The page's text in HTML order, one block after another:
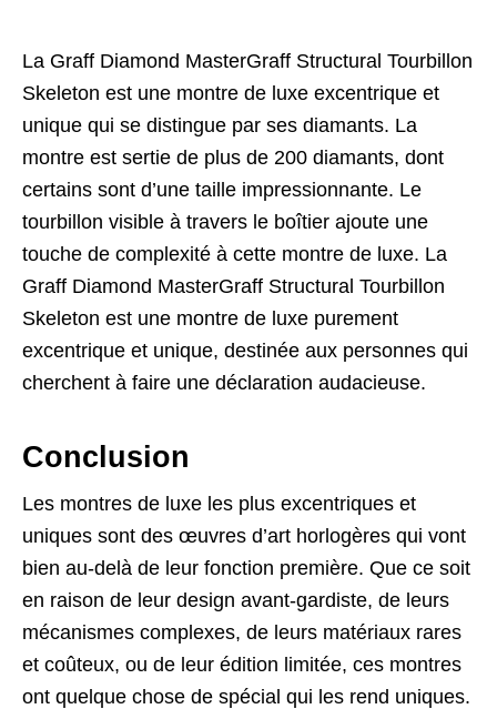
La Graff Diamond MasterGraff Structural Tourbillon
Skeleton est une montre de luxe excentrique et
unique qui se distingue par ses diamants. La
montre est sertie de plus de 200 diamants, dont
certains sont d’une taille impressionnante. Le
tourbillon visible à travers le boîtier ajoute une
touche de complexité à cette montre de luxe. La
Graff Diamond MasterGraff Structural Tourbillon
Skeleton est une montre de luxe purement
excentrique et unique, destinée aux personnes qui
cherchent à faire une déclaration audacieuse.
Conclusion
Les montres de luxe les plus excentriques et
uniques sont des œuvres d’art horlogères qui vont
bien au-delà de leur fonction première. Que ce soit
en raison de leur design avant-gardiste, de leurs
mécanismes complexes, de leurs matériaux rares
et coûteux, ou de leur édition limitée, ces montres
ont quelque chose de spécial qui les rend uniques.